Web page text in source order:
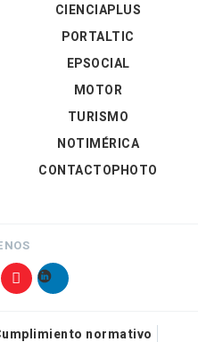
CIENCIAPLUS
PORTALTIC
EPSOCIAL
MOTOR
TURISMO
NOTIMÉRICA
CONTACTOPHOTO
normativo